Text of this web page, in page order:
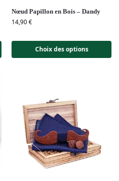
Nœud Papillon en Bois – Dandy
14,90€
Choix des options